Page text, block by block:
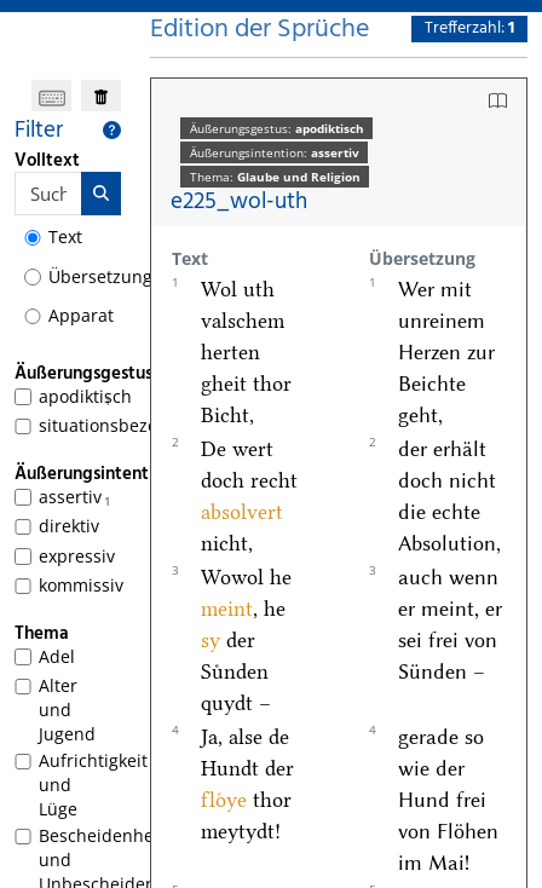
Filter
Volltext
Text
Übersetzung
Apparat
Äußerungsgestus
1
apodiktisch
situationsbezogen
Äußerungsintention
1
assertiv
direktiv
expressiv
kommissiv
Thema
Adel
Alter
und
Jugend
Aufrichtigkeit
und
Lüge
Bescheidenheit
und
Edition der Sprüche Trefferzahl:1
Äußerungsgestus: apodiktisch
Äußerungsintention: assertiv
Thema: Glaube und Religion
e225_wol-uth
Text Übersetzung
1
Wol uth
valschem
herten
gheit thor
Bicht,
1
Wer mit
unreinem
Herzen zur
Beichte
geht,
2
De wert
doch recht
absolvert
nicht,
2
der erhält
doch nicht
die echte
Absolution,
3
Wowol he
meint, he
sy der
Suͤnden
quydt –
3
auch wenn
er meint, er
sei frei von
Sünden –
4
Ja, alse de
Hundt der
floͤye thor
meytydt!
4
gerade so
wie der
Hund frei
von Flöhen
im Mai!